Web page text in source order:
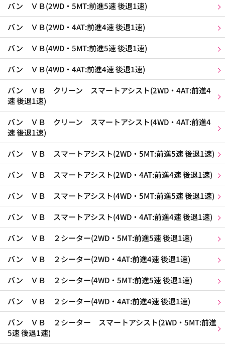
バン ＶＢ(2WD・5MT:前進5速 後退1速)
バン ＶＢ(2WD・4AT:前進4速 後退1速)
バン ＶＢ(4WD・5MT:前進5速 後退1速)
バン ＶＢ(4WD・4AT:前進4速 後退1速)
バン ＶＢ クリーン スマートアシスト(2WD・4AT:前進4
速 後退1速)
バン ＶＢ クリーン スマートアシスト(4WD・4AT:前進4
速 後退1速)
バン ＶＢ スマートアシスト(2WD・5MT:前進5速 後退1速)
バン ＶＢ スマートアシスト(2WD・4AT:前進4速 後退1速)
バン ＶＢ スマートアシスト(4WD・5MT:前進5速 後退1速)
バン ＶＢ スマートアシスト(4WD・4AT:前進4速 後退1速)
バン ＶＢ ２シーター(2WD・5MT:前進5速 後退1速)
バン ＶＢ ２シーター(2WD・4AT:前進4速 後退1速)
バン ＶＢ ２シーター(4WD・5MT:前進5速 後退1速)
バン ＶＢ ２シーター(4WD・4AT:前進4速 後退1速)
バン ＶＢ ２シーター スマートアシスト(2WD・5MT:前進
5速 後退1速)